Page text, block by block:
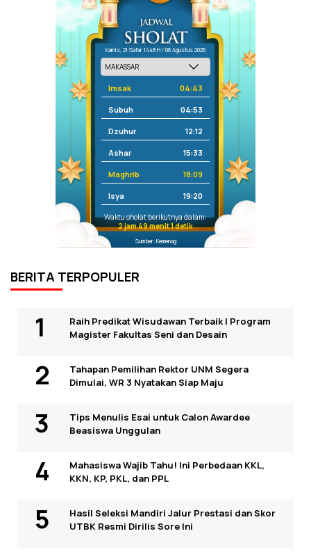
Kamis, 21 Safar 1448 H / 06 Agustus 2026
Imsak 04:43
Subuh 04:53
Dzuhur 12:12
Ashar 15:33
Maghrib 18:09
Isya 19:20
Waktu sholat berikutnya dalam:
2 jam 49 menit 0 detik
Sumber: Kemenag
BERITA TERPOPULER
Raih Predikat Wisudawan Terbaik I Program
Magister Fakultas Seni dan Desain
Tahapan Pemilihan Rektor UNM Segera
Dimulai, WR 3 Nyatakan Siap Maju
Tips Menulis Esai untuk Calon Awardee
Beasiswa Unggulan
Mahasiswa Wajib Tahu! Ini Perbedaan KKL,
KKN, KP, PKL, dan PPL
Hasil Seleksi Mandiri Jalur Prestasi dan Skor
UTBK Resmi Dirilis Sore Ini